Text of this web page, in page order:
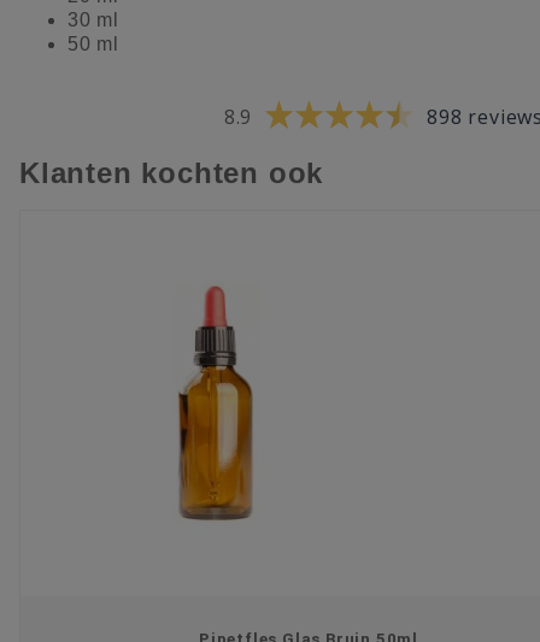
30 ml
50 ml
8.9 898
Klanten kochten ook